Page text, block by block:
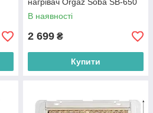
В наявності
2 699 ₴
Купити